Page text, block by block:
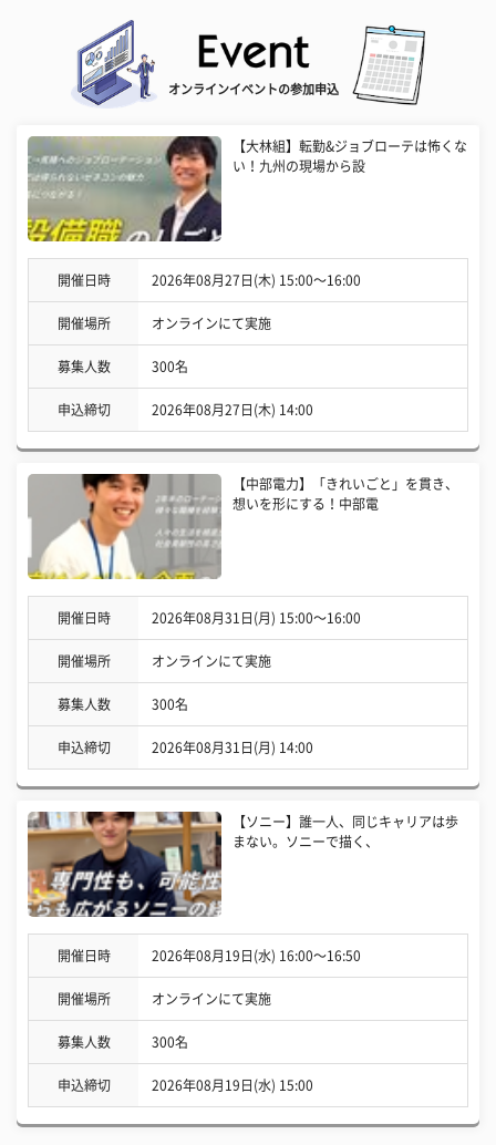
オンラインイベントの参加申込
【大林組】転勤&ジョブローテは怖くな
い！九州の現場から設
開催日時 2026年08月27日(木) 15:00〜16:00
開催場所 オンラインにて実施
募集人数 300名
申込締切 2026年08月27日(木) 14:00
【中部電力】「きれいごと」を貫き、
想いを形にする！中部電
開催日時 2026年08月31日(月) 15:00〜16:00
開催場所 オンラインにて実施
募集人数 300名
申込締切 2026年08月31日(月) 14:00
【ソニー】誰一人、同じキャリアは歩
まない。ソニーで描く、
開催日時 2026年08月19日(水) 16:00〜16:50
開催場所 オンラインにて実施
募集人数 300名
申込締切 2026年08月19日(水) 15:00